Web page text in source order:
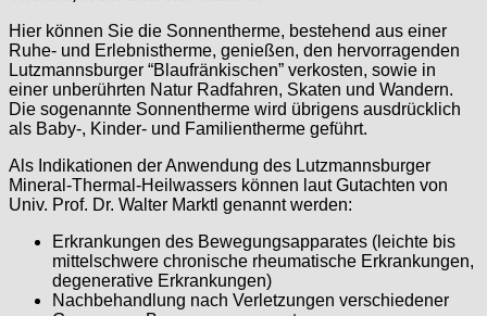
Hier können Sie die Sonnentherme, bestehend aus einer
Ruhe- und Erlebnistherme, genießen, den hervorragenden
Lutzmannsburger “Blaufränkischen” verkosten, sowie in
einer unberührten Natur Radfahren, Skaten und Wandern.
Die sogenannte Sonnentherme wird übrigens ausdrücklich
als Baby-, Kinder- und Familientherme geführt.
Als Indikationen der Anwendung des Lutzmannsburger
Mineral-Thermal-Heilwassers können laut Gutachten von
Univ. Prof. Dr. Walter Marktl genannt werden:
Erkrankungen des Bewegungsapparates (leichte bis
mittelschwere chronische rheumatische Erkrankungen,
degenerative Erkrankungen)
Nachbehandlung nach Verletzungen verschiedener